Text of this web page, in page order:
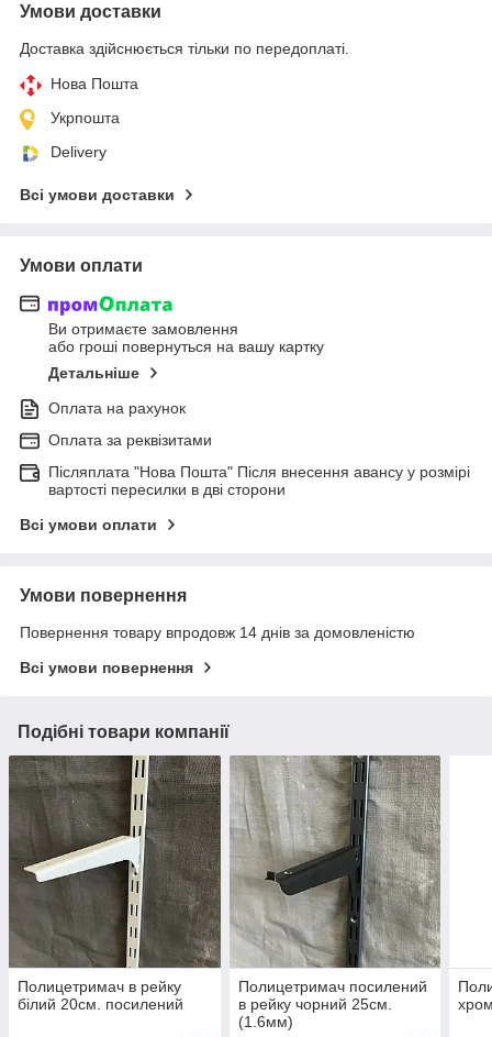
Умови доставки
Доставка здійснюється тільки по передоплаті.
Нова Пошта
Укрпошта
Delivery
Всі умови доставки
Умови оплати
Ви отримаєте замовлення
або гроші повернуться на вашу картку
Детальніше
Оплата на рахунок
Оплата за реквізитами
Післяплата "Нова Пошта" Після внесення авансу у розмірі
вартості пересилки в дві сторони
Всі умови оплати
Умови повернення
Повернення товару впродовж 14 днів за домовленістю
Всі умови повернення
Подібні товари компанії
Полицетримач в рейку
білий 20см. посилений
Полицетримач посилений
в рейку чорний 25см.
(1.6мм)